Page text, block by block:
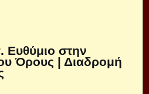
Ευθύμιο στην
Όρους | Διαδρομή